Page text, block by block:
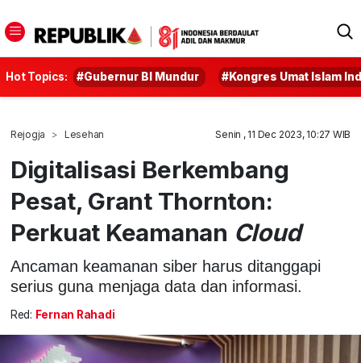
Hot Topics: #Gubernur BI Mundur #Kongres Umat Islam
Rejogja Lesehan Senin , 11 Dec 2023, 10:27 WIB
Digitalisasi Berkembang
Pesat, Grant Thornton:
Perkuat Keamanan Cloud
Ancaman keamanan siber harus ditanggapi
serius guna menjaga data dan informasi.
Red: Fernan Rahadi